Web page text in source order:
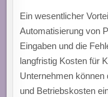
Ein wesentlicher
Automatisierung von
Eingaben und die
langfristig Kosten für
Unternehmen
und Betriebskosten